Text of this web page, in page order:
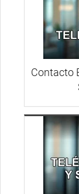
Contacto